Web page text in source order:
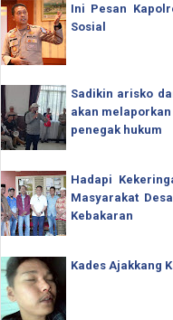
Ini Pesan
Sosial
Sadikin arisko
akan
penegak hukum
Hadapi
Masyarakat
Kebakaran
Kades Ajakkang